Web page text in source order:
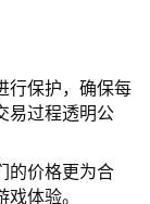
行保护，确保每
易过程透明公
的价格更为合
体验。